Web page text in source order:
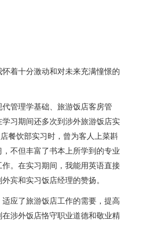
着十分激动和对未来充满憧憬的
管理学基础、旅游饭店客房管
习期间还多次到涉外旅游饭店实
餐饮部实习时，曾为客人上菜斟
不但丰富了书本上所学到的专业
。在实习期间，我能用英语直接
宾和实习饭店经理的赞扬。
应了旅游饭店工作的需要，提高
涉外饭店恪守职业道德和敬业精